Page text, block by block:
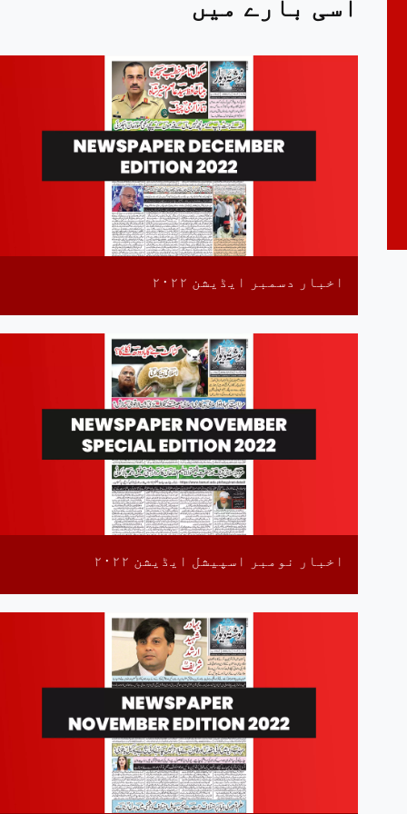
اخبار دسمبر ایڈیشن ٢٠٢٢
اخبار نومبر اسپیشل ایڈیشن ٢٠٢٢